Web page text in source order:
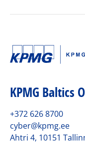
KPMG Baltics
+372 626 8700
cyber@kpmg.ee
Ahtri 4, 10151